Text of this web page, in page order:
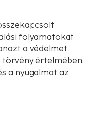
folyamatokat
a védelmet
törvény értelmében,
a nyugalmat az